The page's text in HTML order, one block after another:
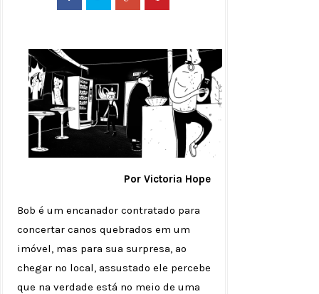
Por Victoria Hope
Bob é um encanador contratado para
concertar canos quebrados em um
imóvel, mas para sua surpresa, ao
chegar no local, assustado ele percebe
que na verdade está no meio de uma